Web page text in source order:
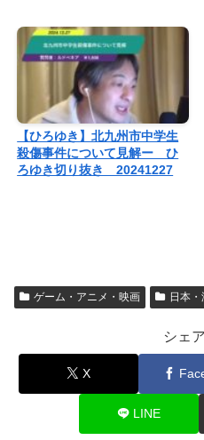
【ひろゆき】北九州市中学生
殺傷事件について見解ー ひ
ろゆき切り抜き 20241227
ゲーム・アニメ・映画 日本
シェ
X
LINE